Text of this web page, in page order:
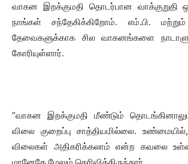
வாகன இறக்குமதி தொடர்பான வாக்குறுதி
நாங்கள் சந்தேகிக்கிறோம். எம்.பி.
தேவைகளுக்காக சில வாகனங்களை
கோரியுள்ளார்.
“வாகன இறக்குமதி மீண்டும்
விலை குறைப்பு சாத்தியமில்லை.
விலைகள் அதிகரிக்கலாம் என்ற கவலை